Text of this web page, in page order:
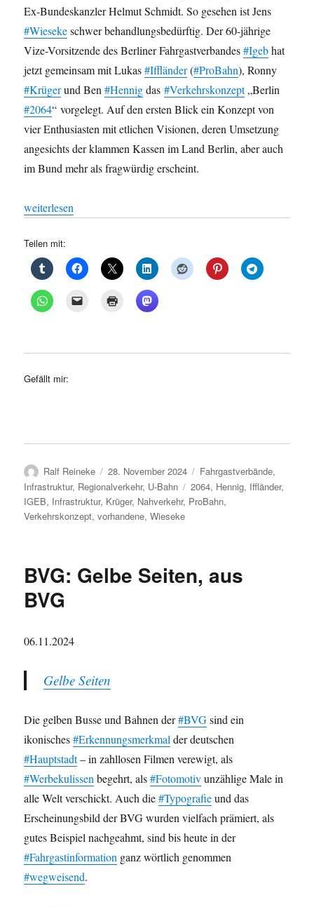
Ex-Bundeskanzler Helmut Schmidt. So gesehen ist Jens
#Wiesekeschwer behandlungsbedürftig. Der 60-jährige
Vize-Vorsitzende des Berliner Fahrgastverbandes#Igebhat
jetzt gemeinsam mit Lukas#Iffländer(#ProBahn), Ronny
#Krügerund Ben#Hennigdas#Verkehrskonzept„Berlin
#2064“ vorgelegt. Auf den ersten Blick ein Konzept von
vier Enthusiasten mit etlichen Visionen, deren Umsetzung
angesichts der klammen Kassen im Land Berlin, aber auch
im Bund mehr als fragwürdig erscheint.
„Express-Bahn für Berlin? Experten schlagen neue Strecken
weiterlesen
Teilen mit:
Gefällt mir:
Autor
Ralf Reineke
Veröffentlicht
am
28. November 2024 Kategorien
Fahrgastverbände,
Infrastruktur, Regionalverkehr, U-Bahn Schlagwörter
2064, Hennig, Iffländer,
IGEB, Infrastruktur, Krüger, Nahverkehr, ProBahn,
Verkehrskonzept,vorhandene,Wieseke
BVG: Gelbe Seiten, aus
BVG
06.11.2024
Gelbe Seiten
Die gelben Busse und Bahnen der#BVGsind ein
ikonisches#Erkennungsmerkmal der deutschen
#Hauptstadt– in zahllosen Filmen verewigt, als
#Werbekulissen begehrt, als#Fotomotivunzählige Male in
alle Welt verschickt. Auch die#Typografieund das
Erscheinungsbild der BVG wurden vielfach prämiert, als
gutes Beispiel nachgeahmt, sind bis heute in der
#Fahrgastinformation ganz wörtlich genommen
#wegweisend.